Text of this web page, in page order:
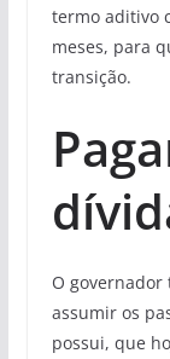
termo aditivo
meses, para
transição.
O governador
assumir os
possui, que